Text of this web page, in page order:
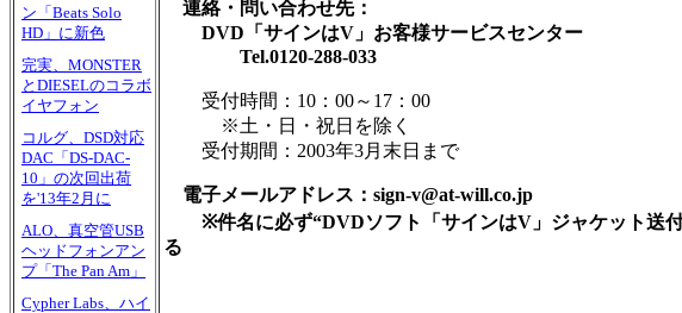
ン「Beats Solo
HD」に新色
完実、MONSTER
とDIESELのコラボ
イヤフォン
コルグ、DSD対応
DAC「DS-DAC-
10」の次回出荷
を'13年2月に
ALO、真空管USB
ヘッドフォンアン
プ「The Pan Am」
Cypher Labs、ハイ
連絡・問い合わせ先：
DVD「サインはV」お客様サービスセンター
Tel.0120-288-033
受付時間：10：00～17：00
※土・日・祝日を除く
受付期間：2003年3月末日まで
電子メールアドレス：sign-v@at-will.co.jp
※件名に必ず“DVDソフト「サインはV」ジャケット送付
る